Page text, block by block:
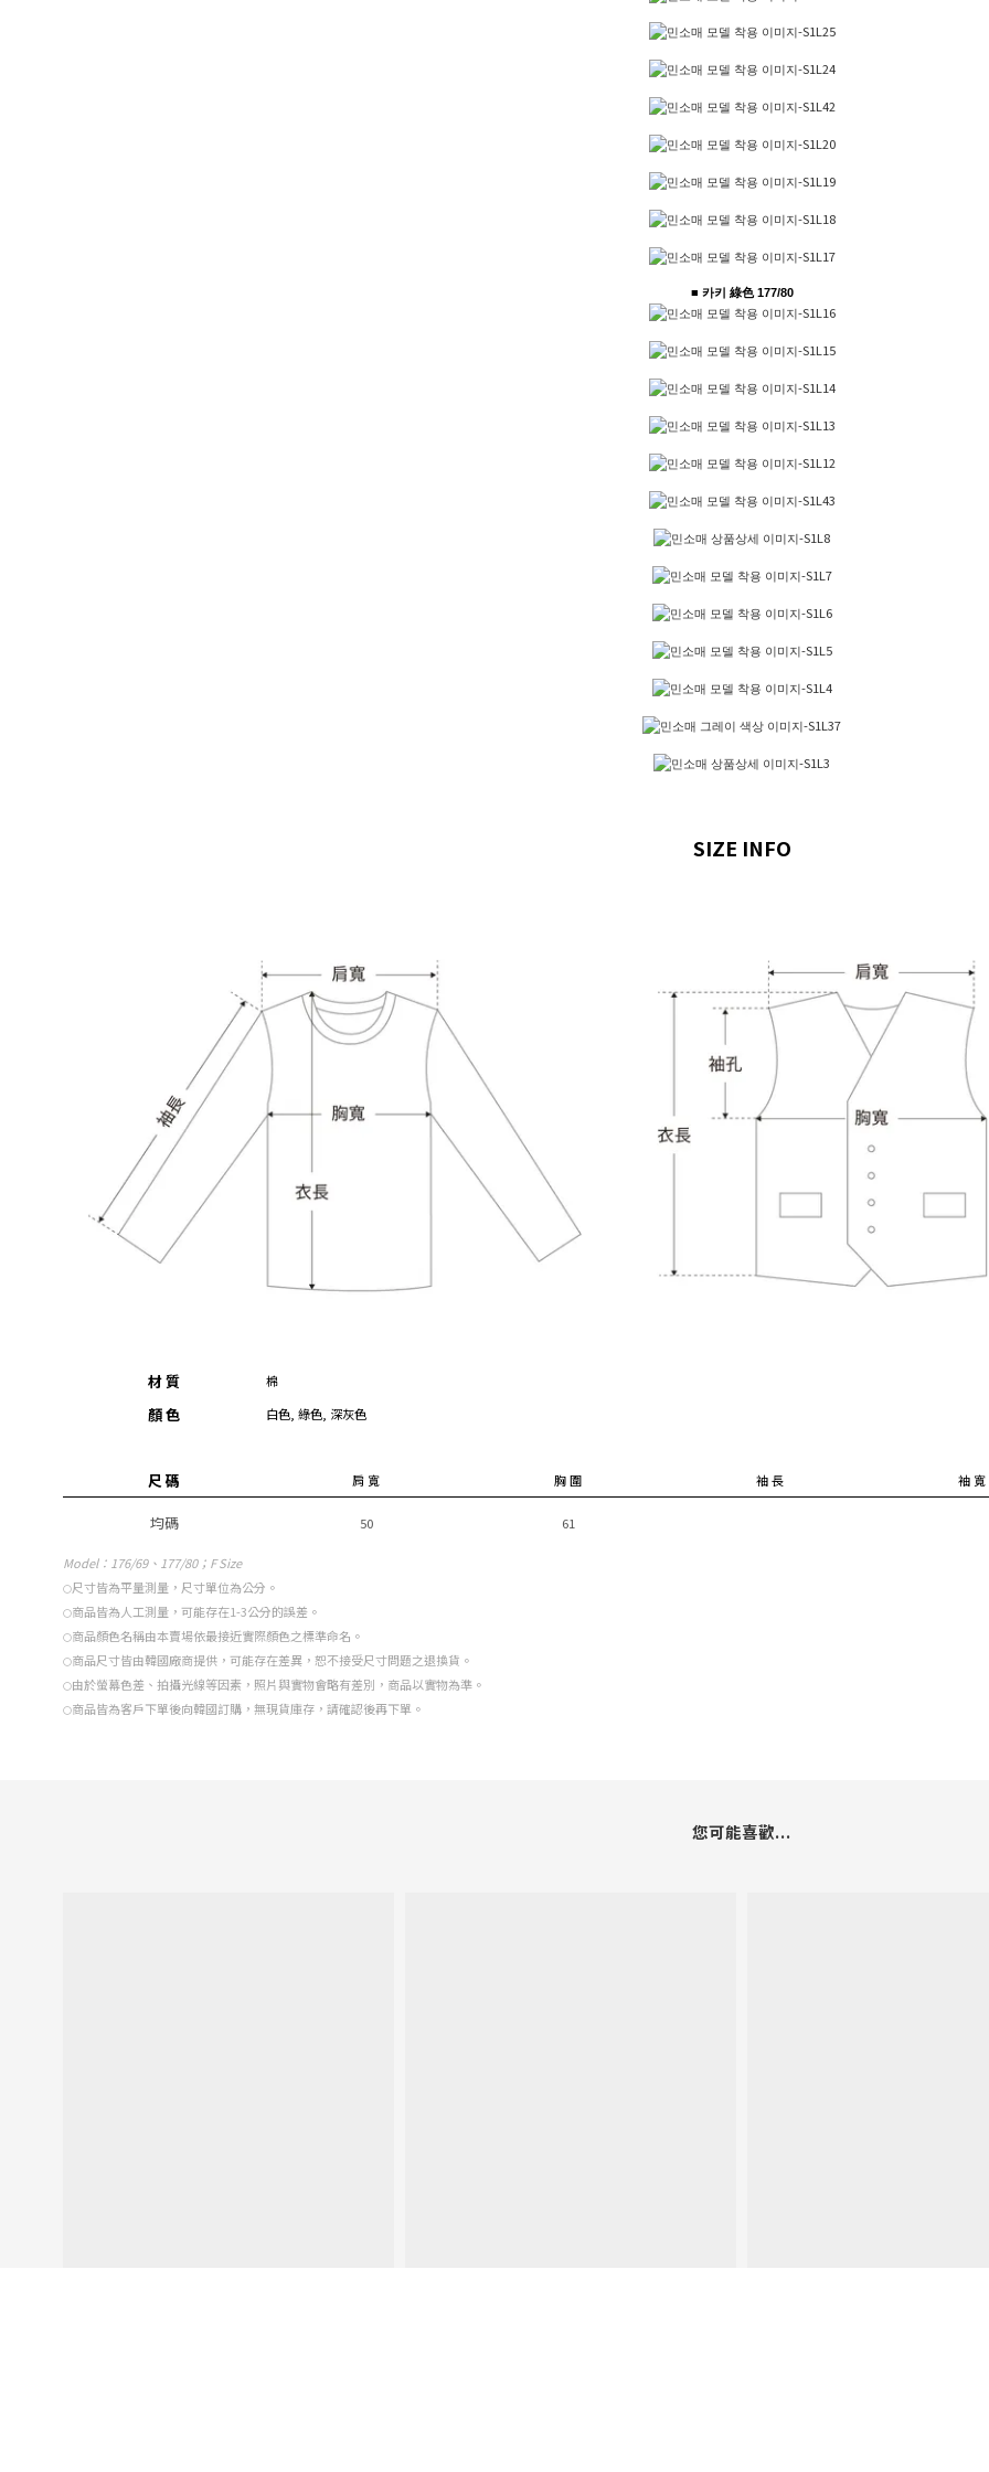
■ 카키 綠色 177/80
SIZE INFO
材 質 棉
顏 色 白色, 綠色, 深灰色
尺 碼 肩 寬 胸 圍 袖 長 袖 寬
均碼 50 61
Model：176/69、177/80；F Size
○尺寸皆為平量測量，尺寸單位為公分。
○商品皆為人工測量，可能存在1-3公分的誤差。
○商品顏色名稱由本賣場依最接近實際顏色之標準命名。
○商品尺寸皆由韓國廠商提供，可能存在差異，恕不接受尺寸問題之退換貨。
○由於螢幕色差、拍攝光線等因素，照片與實物會略有差別，商品以實物為準。
○商品皆為客戶下單後向韓國訂購，無現貨庫存，請確認後再下單。
您可能喜歡...